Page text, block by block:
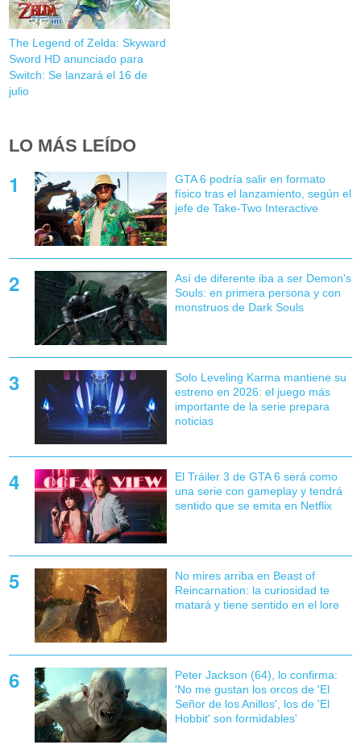
The Legend of Zelda: Skyward
Sword HD anunciado para
Switch: Se lanzará el 16 de
julio
LO MÁS LEÍDO
GTA 6 podría salir en formato
físico tras el lanzamiento, según el
jefe de Take-Two Interactive
Así de diferente iba a ser Demon's
Souls: en primera persona y con
monstruos de Dark Souls
Solo Leveling Karma mantiene su
estreno en 2026: el juego más
importante de la serie prepara
noticias
El Tráiler 3 de GTA 6 será como
una serie con gameplay y tendrá
sentido que se emita en Netflix
No mires arriba en Beast of
Reincarnation: la curiosidad te
matará y tiene sentido en el lore
Peter Jackson (64), lo confirma:
'No me gustan los orcos de 'El
Señor de los Anillos', los de 'El
Hobbit' son formidables'